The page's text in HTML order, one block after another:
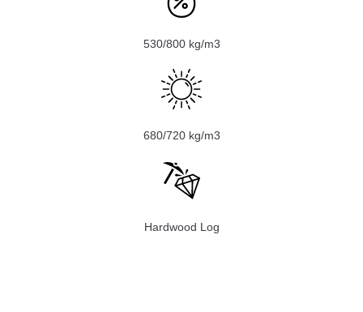
530/800 kg/m3
680/720 kg/m3
Hardwood Log